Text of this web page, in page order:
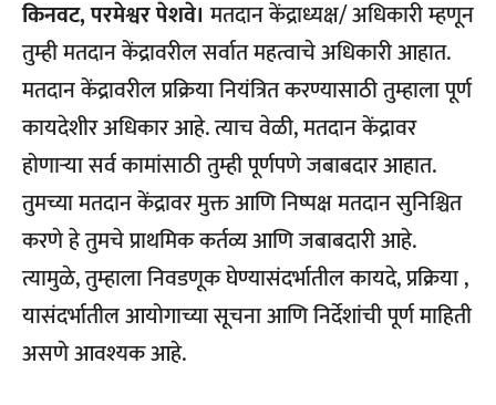
किनवट, परमेश्वर पेशवे। मतदान केंद्राध्यक्ष/ अधिकारी म्हणून
तुम्ही मतदान केंद्रावरील सर्वात महत्वाचे अधिकारी आहात.
मतदान केंद्रावरील प्रक्रिया नियंत्रित करण्यासाठी तुम्हाला पूर्ण
कायदेशीर अधिकार आहे. त्याच वेळी, मतदान केंद्रावर
होणाऱ्या सर्व कामांसाठी तुम्ही पूर्णपणे जबाबदार आहात.
तुमच्या मतदान केंद्रावर मुक्त आणि निष्पक्ष मतदान सुनिश्चित
करणे हे तुमचे प्राथमिक कर्तव्य आणि जबाबदारी आहे.
त्यामुळे, तुम्हाला निवडणूक घेण्यासंदर्भातील कायदे, प्रक्रिया ,
यासंदर्भातील आयोगाच्या सूचना आणि निर्देशांची पूर्ण माहिती
असणे आवश्यक आहे.